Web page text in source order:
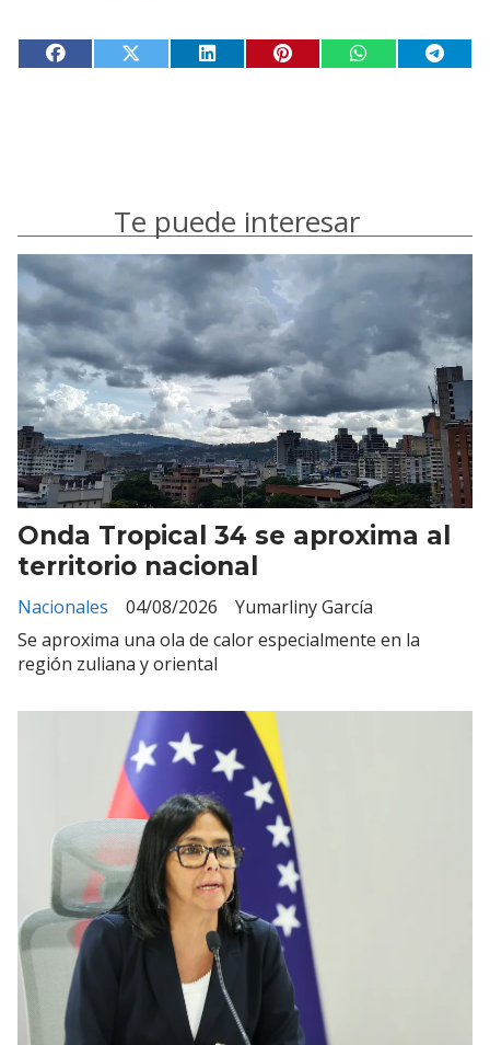
Te puede interesar
Onda Tropical 34 se aproxima al
territorio nacional
Yumarliny García
Nacionales
04/08/2026
Se aproxima una ola de calor especialmente en la
región zuliana y oriental